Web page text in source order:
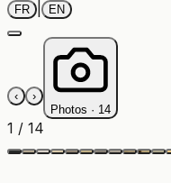
FR EN
‹
›
Photos · 14
1 / 14